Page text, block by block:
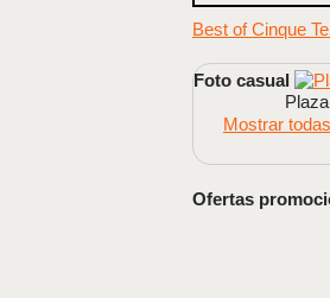
Best of Cinque
Foto casual
Mostrar
Ofertas